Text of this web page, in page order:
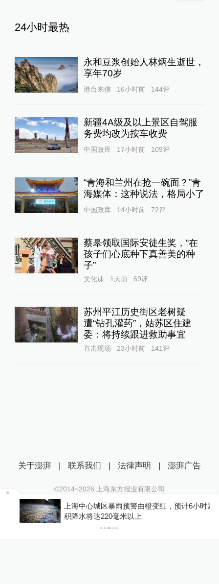
24小时最热
永和豆浆创始人林炳生逝世，
享年70岁
港台来信 16小时前 144评
新疆4A级及以上景区自驾服
务费均改为按车收费
中国政库 17小时前 109评
“青海和兰州在抢一碗面？”青
海媒体：这种说法，格局小了
中国政库 14小时前 72评
蔡皋领取国际安徒生奖，“在
孩子们心底种下真善美的种
子”
文化课 1天前 69评
苏州平江历史街区老树疑
遭“钻孔灌药”，姑苏区住建
委：将持续跟进救助事宜
直击现场 23小时前 141评
上海中心城区暴雨预警由橙变红，预计6小时累
积降水将达220毫米以上
关于澎湃 | 联系我们 | 法律声明 | 澎湃广告
©2014~2026 上海东方报业有限公司
沪ICP证：沪B2-20170116 | 沪ICP备14003370号
互联网新闻信息服务许可证：31120170006
沪公网安备 31010602000299号